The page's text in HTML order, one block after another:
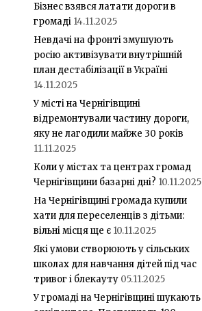
Бізнес взявся латати дороги в
громаді 14.11.2025
Невдачі на фронті змушують
росію активізувати внутрішній
план дестабілізації в Україні
14.11.2025
У місті на Чернігівщині
відремонтували частину дороги,
яку не лагодили майже 30 років
11.11.2025
Коли у містах та центрах громад
Чернігівщини базарні дні? 10.11.2025
На Чернігівщині громада купили
хати для переселенців з дітьми:
вільні місця ще є 10.11.2025
Які умови створюють у сільських
школах для навчання дітей під час
тривог і блекауту 05.11.2025
У громаді на Чернігівщині шукають